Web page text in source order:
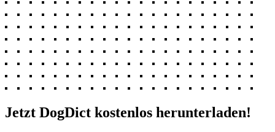
Jetzt DogDict kostenlos herunterladen!